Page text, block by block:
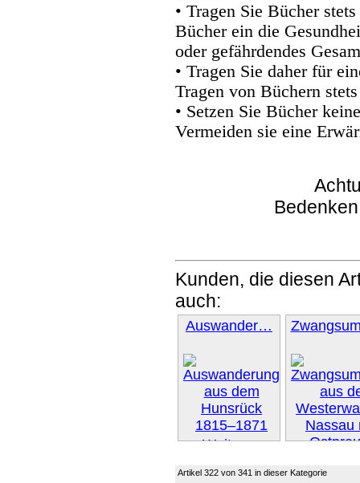
• Tragen Sie Bücher
Bücher ein die
oder gefährdendes
• Tragen Sie daher für
Tragen von Büchern
• Setzen Sie Bücher
Vermeiden sie eine
Kunden, die diesen
auch:
Auswander…
Weiter »
Artikel 322 von 341 in dieser Kategorie